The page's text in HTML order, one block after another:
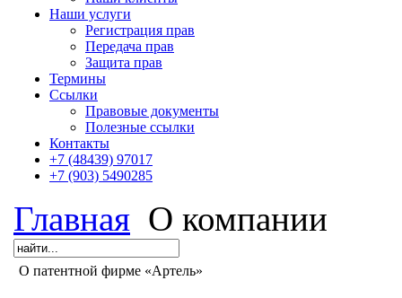
Наши услуги
Регистрация прав
Передача прав
Защита прав
Термины
Cсылки
Правовые документы
Полезные ссылки
Контакты
+7 (48439) 97017
+7 (903) 5490285
Главная О компании
О патентной фирме «Артель»